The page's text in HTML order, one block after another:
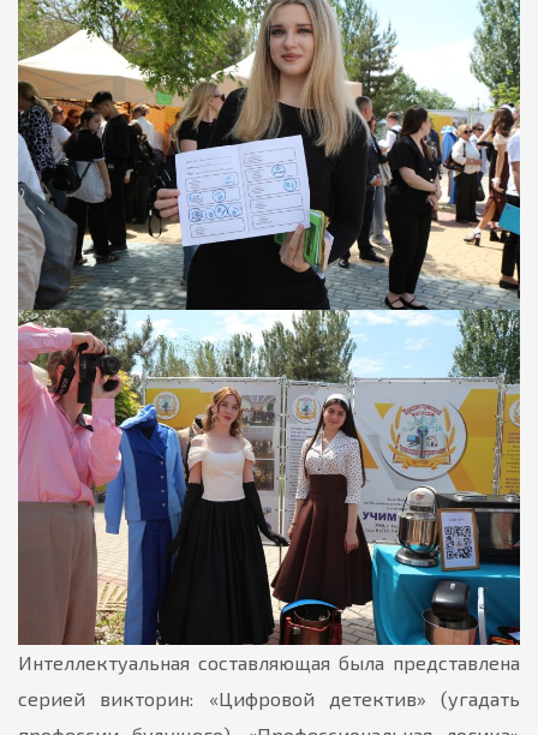
Интеллектуальная составляющая была представлена
серией викторин: «Цифровой детектив» (угадать